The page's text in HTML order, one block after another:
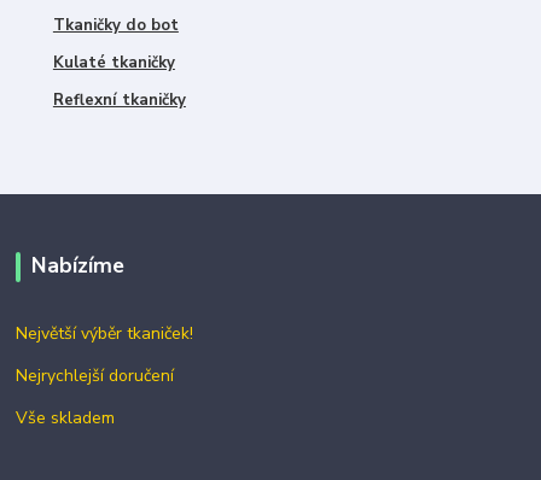
Tkaničky do bot
Kulaté tkaničky
Reflexní tkaničky
Nabízíme
Největší výběr tkaniček!
Nejrychlejší doručení
Vše skladem